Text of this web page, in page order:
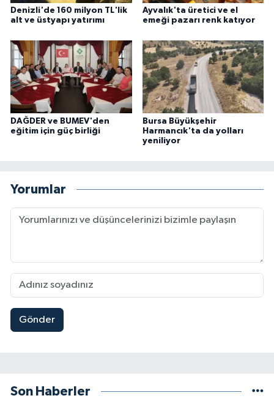
Denizli'de 160 milyon TL'lik
alt ve üstyapı yatırımı
Ayvalık'ta üretici ve el
emeği pazarı renk katıyor
DAĞDER ve BUMEV'den
eğitim için güç birliği
Bursa Büyükşehir
Harmancık'ta da yolları
yeniliyor
Yorumlar
Gönder
Son Haberler